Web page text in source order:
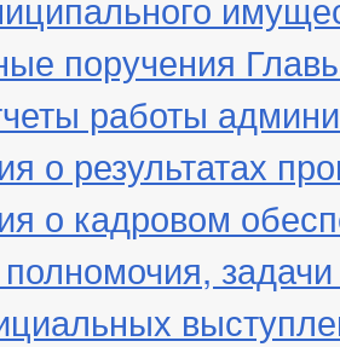
поручения
работы
о результатах
о кадровом